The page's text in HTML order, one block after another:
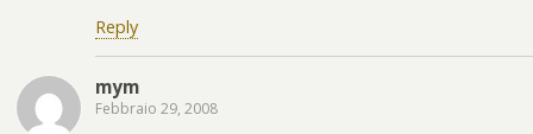
Reply
mym
Febbraio 29, 2008